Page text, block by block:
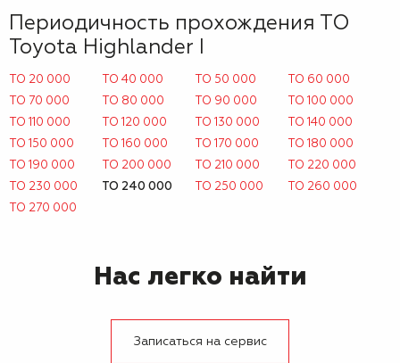
Периодичность прохождения ТО
Toyota Highlander I
ТО 20 000 ТО 40 000 ТО 50 000
ТО 60 000
ТО 70 000
ТО 80 000 ТО 90 000
ТО 100 000
ТО 110 000
ТО 120 000 ТО 130 000
ТО 140 000
ТО 150 000
ТО 160 000 ТО 170 000
ТО 180 000
ТО 190 000
ТО 200 000 ТО 210 000
ТО 220 000
ТО 230 000
ТО 240 000 ТО 250 000
ТО 260 000
ТО 270 000
Нас легко найти
Записаться на сервис